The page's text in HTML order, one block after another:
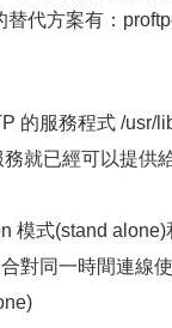
代方案有：
服務程式 /usr/
已經可以提供
式(stand alone)
同一時間連線